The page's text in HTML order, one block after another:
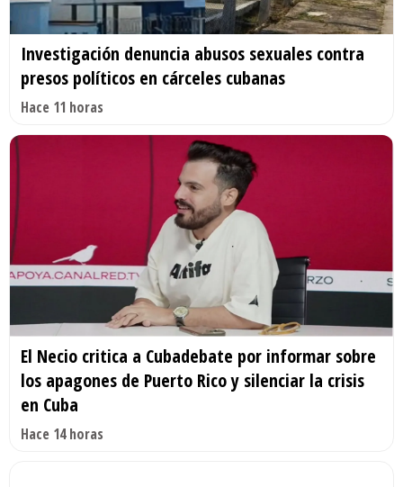
Investigación denuncia abusos sexuales contra
presos políticos en cárceles cubanas
Hace 11 horas
El Necio critica a Cubadebate por informar sobre
los apagones de Puerto Rico y silenciar la crisis
en Cuba
Hace 14 horas